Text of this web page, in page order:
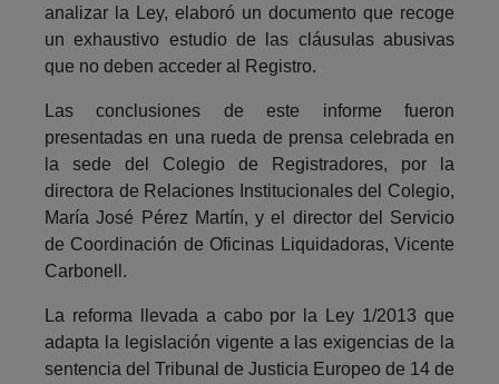
analizar la Ley, elaboró un documento que recoge
un exhaustivo estudio de las cláusulas abusivas
que no deben acceder al Registro.
Las conclusiones de este informe fueron
presentadas en una rueda de prensa celebrada en
la sede del Colegio de Registradores, por la
directora de Relaciones Institucionales del Colegio,
María José Pérez Martín, y el director del Servicio
de Coordinación de Oficinas Liquidadoras, Vicente
Carbonell.
La reforma llevada a cabo por la Ley 1/2013 que
adapta la legislación vigente a las exigencias de la
sentencia del Tribunal de Justicia Europeo de 14 de